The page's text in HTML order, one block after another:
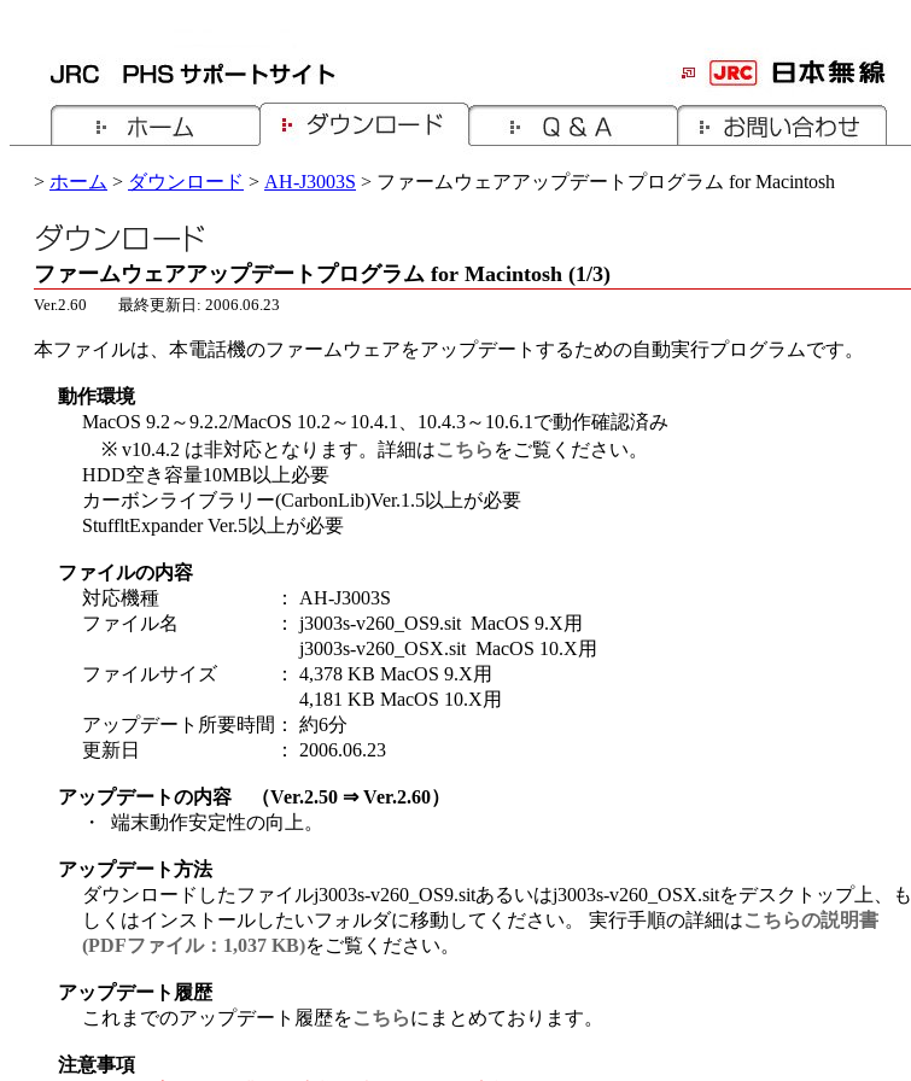
> ホーム > ダウンロード > AH-J3003S > ファームウェアアップデートプログラム for Macintosh
ファームウェアアップデートプログラム for Macintosh (1/3)
Ver.2.60 最終更新日: 2006.06.23
本ファイルは、本電話機のファームウェアをアップデートするための自動実行プログラムです。
動作環境
MacOS 9.2～9.2.2/MacOS 10.2～10.4.1、10.4.3～10.6.1で動作確認済み
※ v10.4.2 は非対応となります。詳細はこちら をご覧ください。
HDD空き容量10MB以上必要
カーボンライブラリー(CarbonLib)Ver.1.5以上が必要
StuffltExpander Ver.5以上が必要
ファイルの内容
対応機種
： AH-J3003S
ファイル名
： j3003s-v260_OS9.sit MacOS 9.X用
j3003s-v260_OSX.sit MacOS 10.X用
ファイルサイズ
： 4,378 KB MacOS 9.X用
4,181 KB MacOS 10.X用
アップデート所要時間 ： 約6分
更新日
： 2006.06.23
アップデートの内容 （Ver.2.50 ⇒ Ver.2.60）
・ 端末動作安定性の向上。
アップデート方法
ダウンロードしたファイルj3003s-v260_OS9.sitあるいはj3003s-v260_OSX.sitをデスクトップ上、も
しくはインストールしたいフォルダに移動してください。 実行手順の詳細はこちらの説明書
(PDFファイル：1,037 KB)をご覧ください。
アップデート履歴
これまでのアップデート履歴をこちらにまとめております。
注意事項